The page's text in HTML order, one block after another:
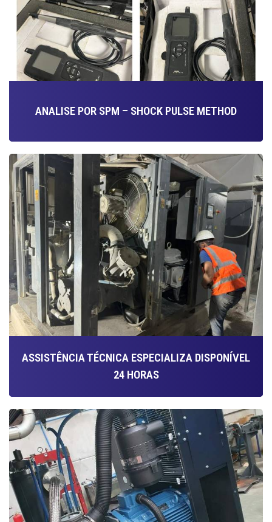
ANALISE POR SPM – SHOCK PULSE METHOD
ASSISTÊNCIA TÉCNICA ESPECIALIZA DISPONÍVEL
24 HORAS